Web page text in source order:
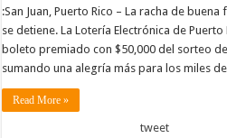
:San Juan, Puerto Rico – La racha de
se detiene. La Lotería Electrónica de
boleto premiado con $50,000 del sorteo
sumando una alegría más para los miles
Read More »
tweet